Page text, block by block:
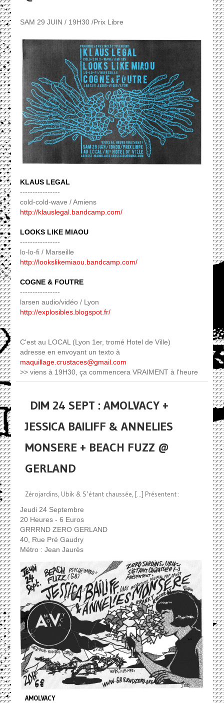
SAM 29 JUIN / 19H30 /Prix Libre
KLAUS LEGAL
----------------
cold-cold-wave / Amiens
http://klauslegal.bandcamp.com/
LOOKS LIKE MIAOU
----------------
lo-lo-fi / Marseille
http://lookslikemiaou.bandcamp.com/
COGNE & FOUTRE
----------------
larsen audio/vidéo / Lyon
http://explosibles.blogspot.fr/
C'est au LOCAL (Lyon 1er, tromé Hotel de Ville)
adresse en envoyant un texto à
maquillage.crustaces@gmail.com
>> viens à 19H30, ça commencera VRAIMENT à l'heure
DIM 24 SEPT : AMOLVACY +
JESSICA BAILIFF & ANNELIES
MONSERE + BEACH FUZZ @
GERLAND
Zérojardins, Ubik & S’étant chaussée, [...] Présentent :
Jeudi 24 Septembre
20 Heures - 6 Euros
GRRRND ZERO GERLAND
40, Rue Pré Gaudry
Métro : Jean Jaurès
AMOLVACY